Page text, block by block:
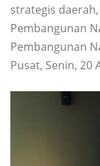
strategis
Pembangunan
Pembangunan
Pusat, Senin, 20